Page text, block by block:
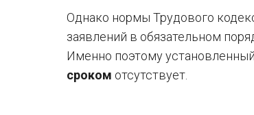
Однако нормы Трудового
заявлений в обязательном
Именно поэтому
сроком отсутствует.